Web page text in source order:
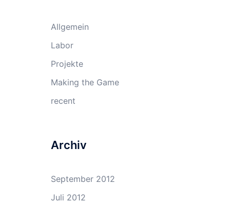
Allgemein
Labor
Projekte
Making the Game
recent
Archiv
September 2012
Juli 2012